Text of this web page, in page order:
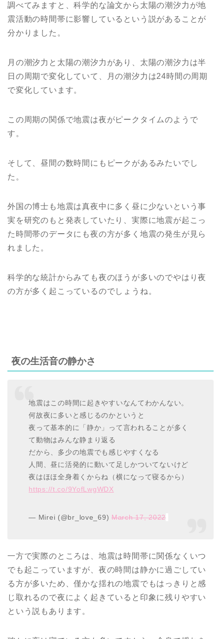
調べてみますと、科学的な論文から太陽の潮汐力が地
震活動の時間帯に影響しているという説があることが
分かりました。
月の潮汐力と太陽の潮汐力があり、太陽の潮汐力は半
日の周期で変化していて、月の潮汐力は24時間の周期
で変化しています。
この周期の関係で地震は夜がピークタイムのようで
す。
そして、昼間の数時間にもピークがあるみたいでし
た。
外国の博士も地震は真夜中に多く昼に少ないという事
実を研究のもと発表していたり、実際に地震が起こっ
た時間帯のデータにも夜の方が多く地震の発生が見ら
れました。
科学的な統計からみても夜のほうが多いのでやはり夜
の方が多く起こっているのでしょうね。
夜の生活音の静かさ
地震はこの時間に起きやすいなんてわかんない。
何故夜に多いと感じるのかというと
夜って基本的に「静か」って言われることが多く
て動物はみんな静まり返る
だから、多少の地震でも感じやすくなる
人間、昼に活発的に動いて足しかついてないけど
夜はほほ全身着くからね（横になって寝るから）
https://t.co/9YofLwgWDX
— Mirei (@br_love_69)March 17, 2022
一方で実際のところは、地震は時間帯に関係なくいつ
でも起こっていますが、夜の時間は静かに過ごしてい
る方が多いため、僅かな揺れの地震でもはっきりと感
じ取れるので夜によく起きていると印象に残りやすい
という説もあります。